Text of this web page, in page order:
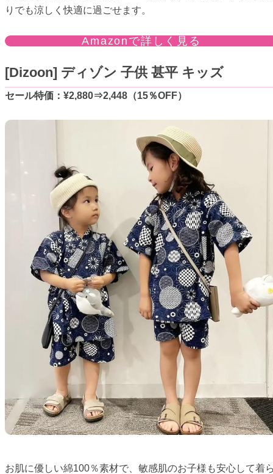
りでも涼しく快適に過ごせます。
Amazonで詳しく見る
[Dizoon] ディゾン 子供 甚平 キッズ
セール特価：¥2,880⇒2,448（15％OFF）
お肌に優しい綿100％素材で、敏感肌のお子様も安心して着